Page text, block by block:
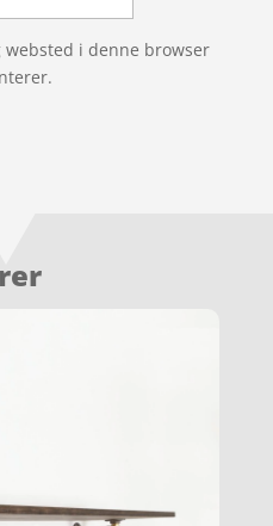
websted i denne browser